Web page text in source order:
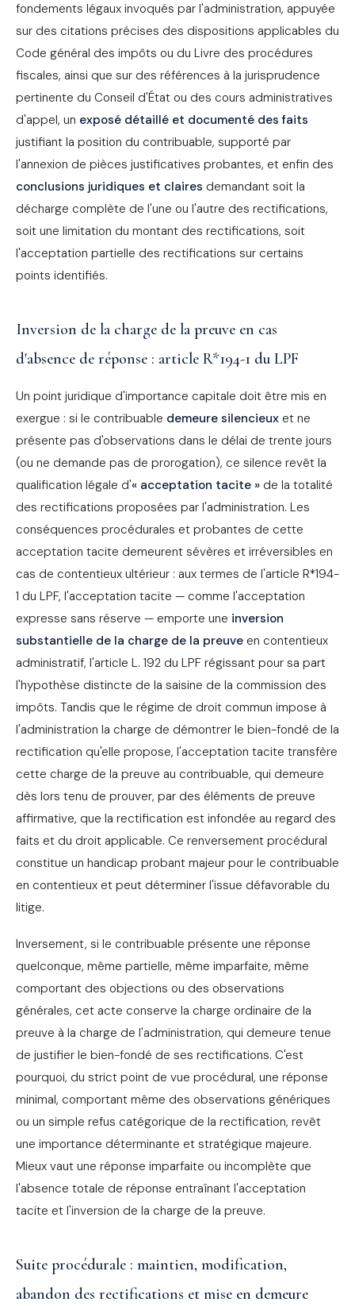
fondements légaux invoqués par l'administration, appuyée
sur des citations précises des dispositions applicables du
Code général des impôts ou du Livre des procédures
fiscales, ainsi que sur des références à la jurisprudence
pertinente du Conseil d'État ou des cours administratives
d'appel, un exposé détaillé et documenté des faits
justifiant la position du contribuable, supporté par
l'annexion de pièces justificatives probantes, et enfin des
conclusions juridiques et claires demandant soit la
décharge complète de l'une ou l'autre des rectifications,
soit une limitation du montant des rectifications, soit
l'acceptation partielle des rectifications sur certains
points identifiés.
Inversion de la charge de la preuve en cas
d'absence de réponse : article R*194-1 du LPF
Un point juridique d'importance capitale doit être mis en
exergue : si le contribuable demeure silencieux et ne
présente pas d'observations dans le délai de trente jours
(ou ne demande pas de prorogation), ce silence revêt la
qualification légale d'« acceptation tacite » de la totalité
des rectifications proposées par l'administration. Les
conséquences procédurales et probantes de cette
acceptation tacite demeurent sévères et irréversibles en
cas de contentieux ultérieur : aux termes de l'article R*194-
1 du LPF, l'acceptation tacite — comme l'acceptation
expresse sans réserve — emporte une inversion
substantielle de la charge de la preuve en contentieux
administratif, l'article L. 192 du LPF régissant pour sa part
l'hypothèse distincte de la saisine de la commission des
impôts. Tandis que le régime de droit commun impose à
l'administration la charge de démontrer le bien-fondé de la
rectification qu'elle propose, l'acceptation tacite transfère
cette charge de la preuve au contribuable, qui demeure
dès lors tenu de prouver, par des éléments de preuve
affirmative, que la rectification est infondée au regard des
faits et du droit applicable. Ce renversement procédural
constitue un handicap probant majeur pour le contribuable
en contentieux et peut déterminer l'issue défavorable du
litige.
Inversement, si le contribuable présente une réponse
quelconque, même partielle, même imparfaite, même
comportant des objections ou des observations
générales, cet acte conserve la charge ordinaire de la
preuve à la charge de l'administration, qui demeure tenue
de justifier le bien-fondé de ses rectifications. C'est
pourquoi, du strict point de vue procédural, une réponse
minimal, comportant même des observations génériques
ou un simple refus catégorique de la rectification, revêt
une importance déterminante et stratégique majeure.
Mieux vaut une réponse imparfaite ou incomplète que
l'absence totale de réponse entraînant l'acceptation
tacite et l'inversion de la charge de la preuve.
Suite procédurale : maintien, modification,
abandon des rectifications et mise en demeure